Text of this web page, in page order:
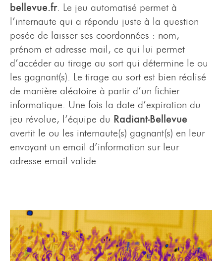
bellevue.fr. Le jeu automatisé permet à
l’internaute qui a répondu juste à la question
posée de laisser ses coordonnées : nom,
prénom et adresse mail, ce qui lui permet
d’accéder au tirage au sort qui détermine le ou
les gagnant(s). Le tirage au sort est bien réalisé
de manière aléatoire à partir d’un fichier
informatique. Une fois la date d’expiration du
jeu révolue, l’équipe du Radiant-Bellevue
avertit le ou les internaute(s) gagnant(s) en leur
envoyant un email d’information sur leur
adresse email valide.